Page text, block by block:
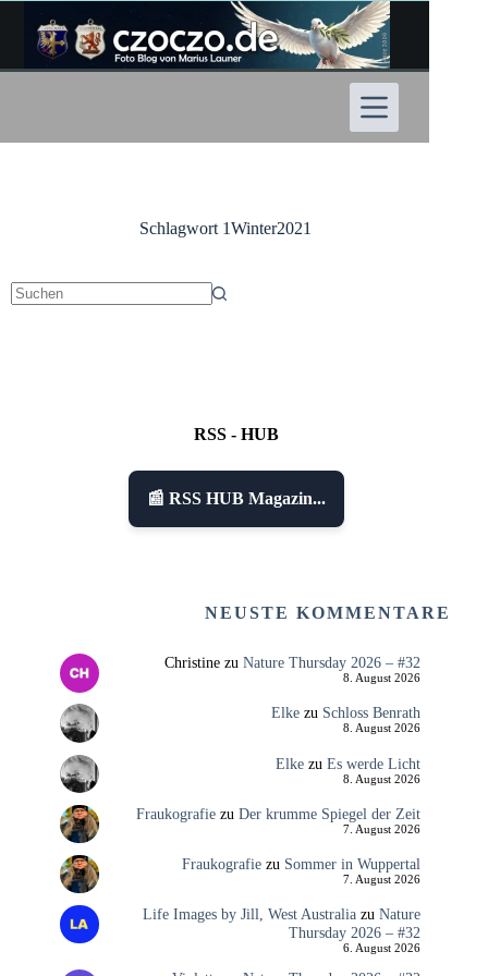
Inhalt
springen
Schlagwort 1Winter2021
RSS - HUB
📰 RSS HUB Magazin...
NEUSTE KOMMENTARE
Christinezu Nature Thursday 2026 – #32
8. August 2026
Elkezu Schloss Benrath
8. August 2026
Elkezu Es werde Licht
8. August 2026
Fraukografiezu Der krumme Spiegel der Zeit
7. August 2026
Fraukografiezu Sommer in Wuppertal
7. August 2026
Life Images by Jill, West Australiazu Nature
Thursday 2026 – #32
6. August 2026